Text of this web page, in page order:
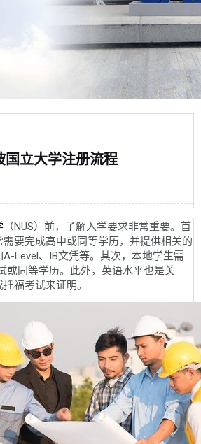
国立大学注册流程
（NUS）前，了解入学要求非常重要。首
要完成高中或同等学历，并提供相关的
Level、IB文凭等。其次，本地学生需
或同等学历。此外，英语水平也是关
福考试来证明。